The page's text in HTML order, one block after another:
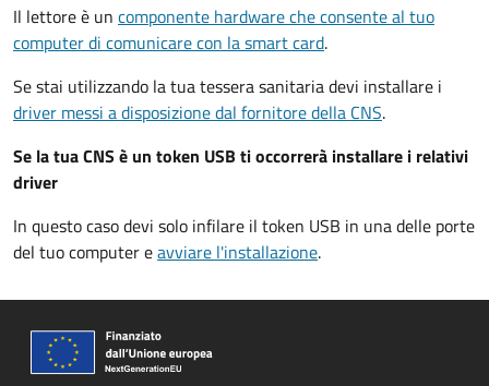
Il lettore è un componente hardware che consente al tuo
computer di comunicare con la smart card.
Se stai utilizzando la tua tessera sanitaria devi installare i
driver messi a disposizione dal fornitore della CNS.
Se la tua CNS è un token USB ti occorrerà installare i relativi
driver
In questo caso devi solo infilare il token USB in una delle porte
del tuo computer eavviare l'installazione.